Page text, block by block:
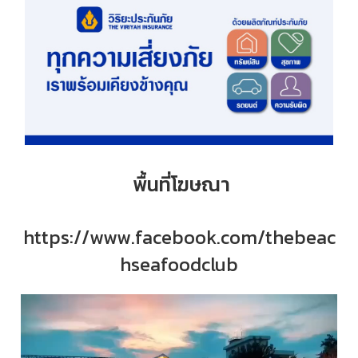
พื้นที่โฆษณา
https://www.facebook.com/thebeac
hseafoodclub